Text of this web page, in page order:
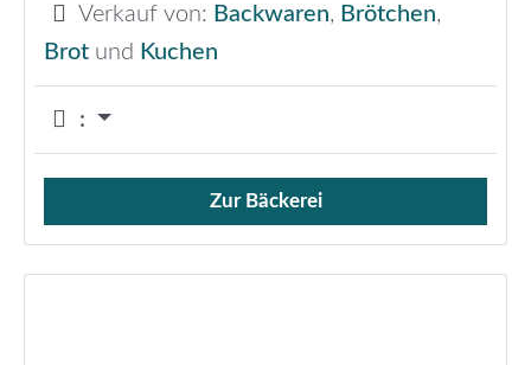
Verkauf von: Backwaren, Brötchen,
Brot und Kuchen
:
Verkauf von Brötchen,
Zur Bäckerei